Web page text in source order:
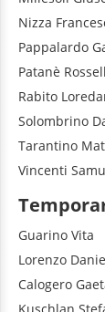
Nizza
Pappalardo
Patanè
Rabito
Solombrino
Tarantino
Vincenti
Guarino Vita
Lorenzo
Calogero
Kuschlan